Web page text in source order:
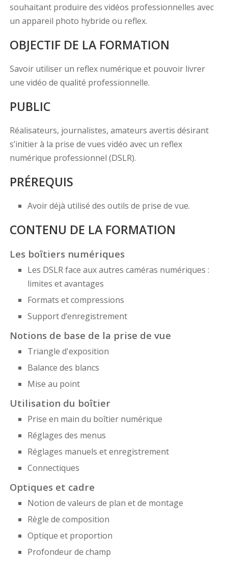
souhaitant produire des vidéos professionnelles avec
un appareil photo hybride ou reflex.
OBJECTIF DE LA FORMATION
Savoir utiliser un reflex numérique et pouvoir livrer
une vidéo de qualité professionnelle.
PUBLIC
Réalisateurs, journalistes, amateurs avertis désirant
s’initier à la prise de vues vidéo avec un reflex
numérique professionnel (DSLR).
PRÉREQUIS
Avoir déjà utilisé des outils de prise de vue.
CONTENU DE LA FORMATION
Les boîtiers numériques
Les DSLR face aux autres caméras numériques :
limites et avantages
Formats et compressions
Support d’enregistrement
Notions de base de la prise de vue
Triangle d'exposition
Balance des blancs
Mise au point
Utilisation du boîtier
Prise en main du boîtier numérique
Réglages des menus
Réglages manuels et enregistrement
Connectiques
Optiques et cadre
Notion de valeurs de plan et de montage
Règle de composition
Optique et proportion
Profondeur de champ